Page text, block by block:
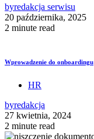
byredakcja serwisu
20 października, 2025
2 minute read
Wprowadzenie do onboardingu
HR
byredakcja
27 kwietnia, 2024
2 minute read